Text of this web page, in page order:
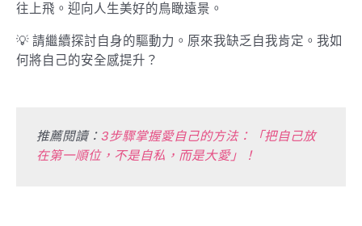
往上飛。迎向人生美好的鳥瞰遠景。
💡 請繼續探討自身的驅動力。原來我缺乏自我肯定。我如
何將自己的安全感提升？
推薦閱讀： 3步驟掌握愛自己的方法：「把自己放
在第一順位，不是自私，而是大愛」！